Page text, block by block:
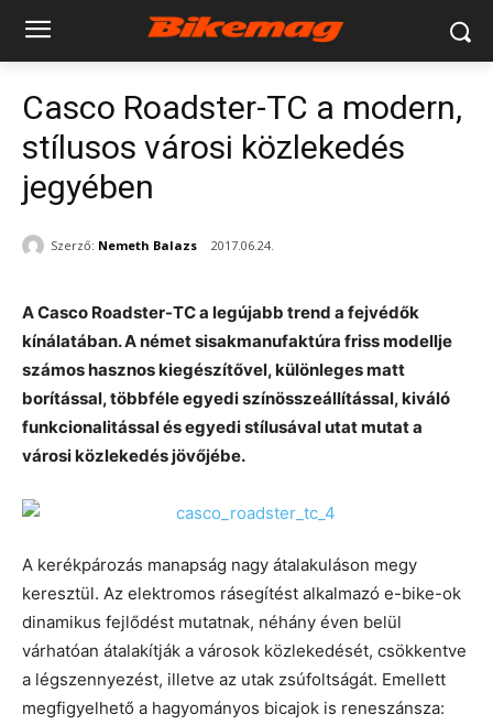
Casco Roadster-TC a modern,
stílusos városi közlekedés
jegyében
Szerző: Nemeth Balazs 2017.06.24.
A Casco Roadster-TC a legújabb trend a fejvédők
kínálatában. A német sisakmanufaktúra friss modellje
számos hasznos kiegészítővel, különleges matt
borítással, többféle egyedi színösszeállítással, kiváló
funkcionalitással és egyedi stílusával utat mutat a
városi közlekedés jövőjébe.
A kerékpározás manapság nagy átalakuláson megy
keresztül. Az elektromos rásegítést alkalmazó e-bike-ok
dinamikus fejlődést mutatnak, néhány éven belül
várhatóan átalakítják a városok közlekedését, csökkentve
a légszennyezést, illetve az utak zsúfoltságát. Emellett
megfigyelhető a hagyományos bicajok is reneszánsza: